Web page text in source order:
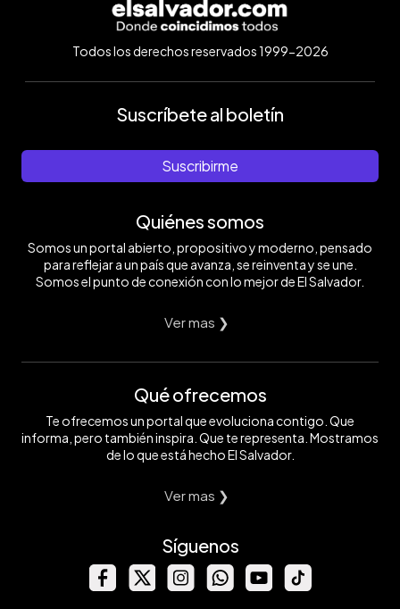
Todos los derechos reservados 1999-2026
Suscríbete al boletín
Suscribirme
Quiénes somos
Somos un portal abierto, propositivo y moderno, pensado
para reflejar a un país que avanza, se reinventa y se une.
Somos el punto de conexión con lo mejor de El Salvador.
Ver mas ❯
Qué ofrecemos
Te ofrecemos un portal que evoluciona contigo. Que
informa, pero también inspira. Que te representa. Mostramos
de lo que está hecho El Salvador.
Ver mas ❯
Síguenos